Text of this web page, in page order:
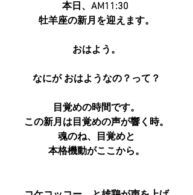
本日、AM11:30
牡羊座の新月を迎えます。
おはよう。
なにが おはようなの？って？
目覚めの時間です。
この新月は目覚めの声が響く時。
魂のね、目覚めと
本格機動がここから。